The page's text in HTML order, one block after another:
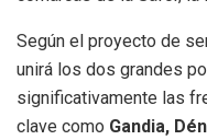
Según el proyecto de
unirá los dos grandes
significativamente las
clave como Gandia,